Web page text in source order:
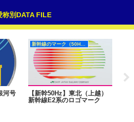
称別DATA FILE
河号
新幹線のマーク（50Hz）
【新幹50Hz】東北（上越）
新幹線E2系のロゴマーク